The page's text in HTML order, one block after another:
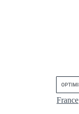
France